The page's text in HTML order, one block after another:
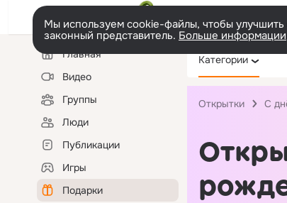
Мы используем cookie-файлы, чтобы
законный представитель. Больше информации
Левая
колонкаГлавная
Видео
Группы
Люди
Публикации
Игры
Подарки
Категории
Открытки С